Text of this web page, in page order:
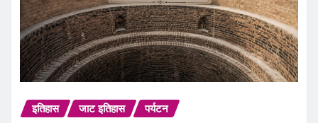
इतिहास जाट इतिहास पर्यटन